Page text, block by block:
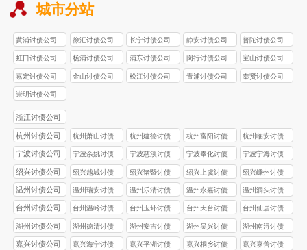
城市分站
黄浦讨债公司 徐汇讨债公司 长宁讨债公司 静安讨债公司 普陀讨债公司
虹口讨债公司 杨浦讨债公司 浦东讨债公司 闵行讨债公司 宝山讨债公司
嘉定讨债公司 金山讨债公司 松江讨债公司 青浦讨债公司 奉贤讨债公司
崇明讨债公司
浙江讨债公司
杭州讨债公司
杭州萧山讨债
公司
杭州建德讨债
公司
杭州富阳讨债
公司
杭州临安讨债
公司
宁波讨债公司
宁波余姚讨债
公司
宁波慈溪讨债
公司
宁波奉化讨债
公司
宁波宁海讨债
公司
绍兴讨债公司
绍兴越城讨债
公司
绍兴诸暨讨债
公司
绍兴上虞讨债
公司
绍兴嵊州讨债
公司
温州讨债公司
温州瑞安讨债
公司
温州乐清讨债
公司
温州永嘉讨债
公司
温州洞头讨债
公司
台州讨债公司
台州温岭讨债
公司
台州玉环讨债
公司
台州天台讨债
公司
台州仙居讨债
公司
湖州讨债公司
湖州德清讨债
公司
湖州安吉讨债
公司
湖州吴兴讨债
公司
湖州南浔讨债
公司
嘉兴讨债公司
嘉兴海宁讨债
嘉兴平湖讨债
嘉兴桐乡讨债
嘉兴嘉善讨债